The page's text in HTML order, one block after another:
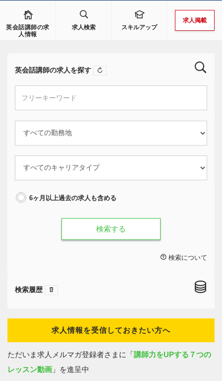
英会話講師の求
人情報
求人検索 スキルアップ
求人掲載
英会話講師の求人を探す
6ヶ月以上過去の求人も含める
検索する
検索について
検索履歴
求人情報を受信しておきたい方へ
ただいま求人メルマガ登録者さまに「 講師力をUPする７つの
レッスン動画 」を進呈中